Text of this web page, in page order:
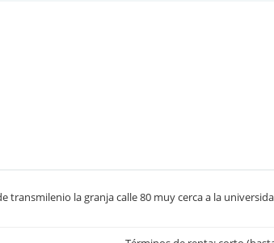
transmilenio la granja calle 80 muy cerca a la